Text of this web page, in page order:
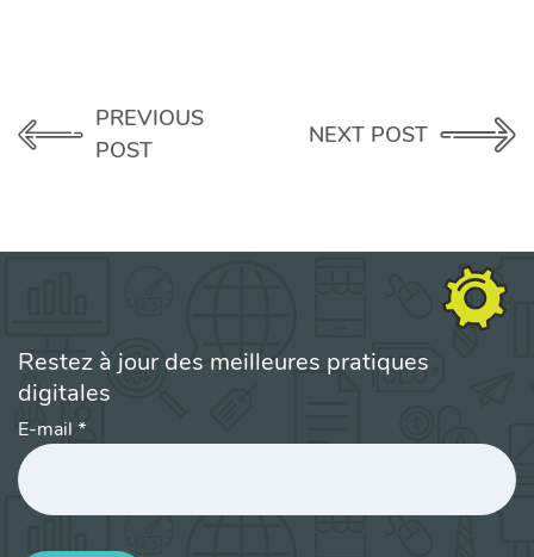
PREVIOUS
POST
NEXT POST
Restez à jour des meilleures pratiques
digitales
E-mail *